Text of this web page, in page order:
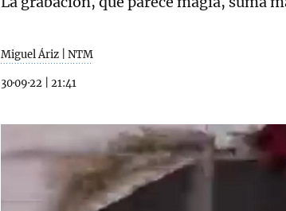
Miguel Áriz | NTM
30·09·22 21:41